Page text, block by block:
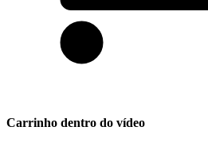
Carrinho dentro do vídeo